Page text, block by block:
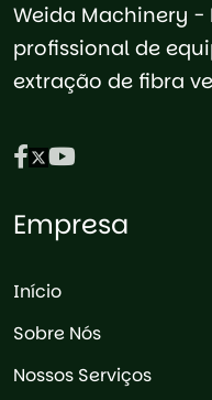
Weida Machinery -
profissional de
extração de fibra
Empresa
Início
Sobre Nós
Nossos Serviços